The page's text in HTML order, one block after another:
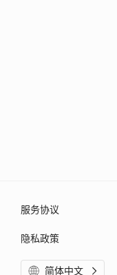
服务协议
隐私政策
简体中文